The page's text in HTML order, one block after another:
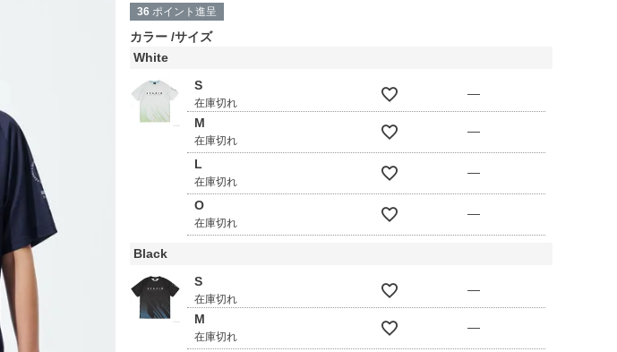
36 ポイント進呈
カラー サイズ
White
S
在庫切れ
—
M
在庫切れ
—
L
在庫切れ
—
O
在庫切れ
—
Black
S
在庫切れ
—
M
在庫切れ
—